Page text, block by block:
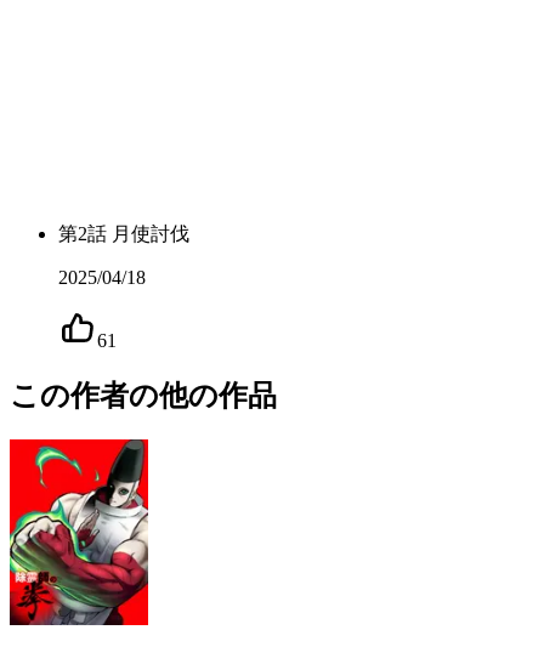
第2話 月使討伐
2025/04/18
61
この作者の他の作品